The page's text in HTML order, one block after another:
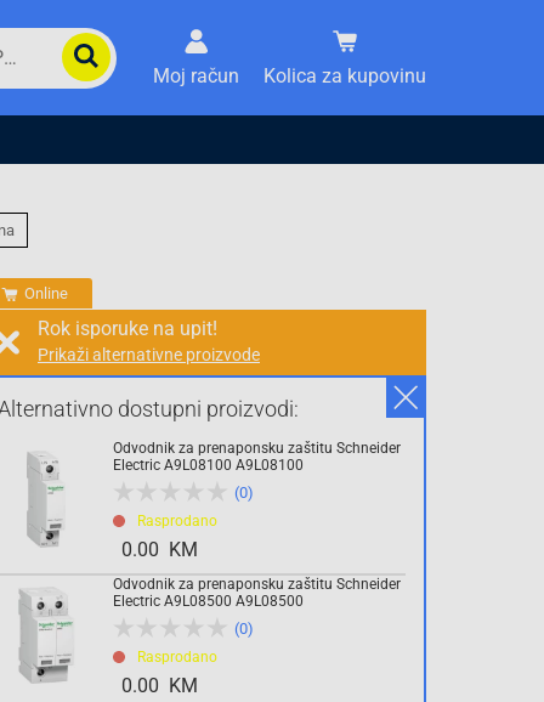
Moj račun Kolica za kupovinu
Online
dostupni proizvodi:
Odvodnik za prenaponsku zaštitu Schneider
Electric A9L08100 A9L08100
(0)
Rasprodano
0.00 KM
Odvodnik za prenaponsku zaštitu Schneider
Electric A9L08500 A9L08500
(0)
Rasprodano
0.00 KM
Rok isporuke na upit!
Prikaži alternativne proizvode
i slanje od: Architektengruppe S71 d.o.o.
Cijena na upit
0.00 KM
sa PDV Troškovi dostave
Komada
Dodaj u košaricu